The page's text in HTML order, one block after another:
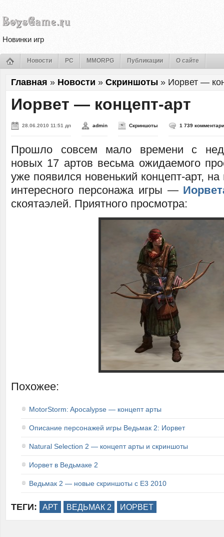
Новинки игр
Новости PC MMORPG Публикации О сайте
Главная » Новости » Скриншоты » Иорвет —
Иорвет — концепт-арт
28.06.2010 11:51 дп admin Скриншоты 1 739
Прошло совсем мало времени с
новых 17 артов весьма ожидаемого
уже появился новенький концепт-арт,
интересного персонажа игры —
скоятаэлей. Приятного просмотра:
Похожее:
MotorStorm: Apocalypse — концепт арты
Описание персонажей игры Ведьмак 2: Иорвет
Natural Selection 2 — концепт арты и скриншоты
Иорвет в Ведьмаке 2
Ведьмак 2 — новые скриншоты с E3 2010
ТЕГИ: АРТ ВЕДЬМАК 2 ИОРВЕТ